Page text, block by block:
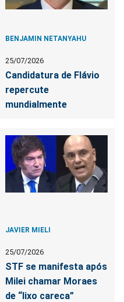
BENJAMIN NETANYAHU
25/07/2026
Candidatura de Flávio
repercute
mundialmente
JAVIER MIELI
25/07/2026
STF se manifesta após
Milei chamar Moraes
de “lixo careca”